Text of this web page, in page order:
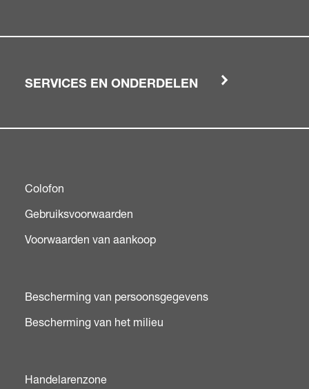
SERVICES EN ONDERDELEN
Colofon
Gebruiksvoorwaarden
Voorwaarden van aankoop
Bescherming van persoonsgegevens
Bescherming van het milieu
Handelarenzone